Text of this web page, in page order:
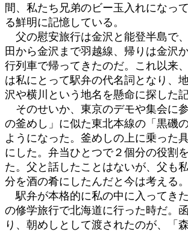
間、私たち兄弟のビー玉入れになっ
る鮮明に記憶している。
父の慰安旅行は金沢と能登半島で
田から金沢まで羽越線、帰りは金沢
行列車で帰ってきたのだ。これ以来
は私にとって駅弁の代名詞となり、
沢や横川という地名を懸命に探した記
そのせいか、東京のデモや集会に
の釜めし」に似た東北本線の「黒磯
ようになった。釜めしの上に乗った
にした。弁当ひとつで２個分の役割
た。父と話したことはないが、父も
分を酒の肴にしたんだと今は考える。
駅弁が本格的に私の中に入ってき
の修学旅行で北海道に行った時だ。
り、朝めしとして渡されたのが、「